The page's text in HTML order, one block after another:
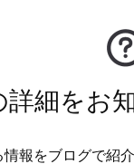
詳細をお
報をブログで紹介